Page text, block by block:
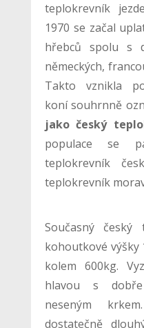
teplokrevník
1970 se začal
hřebců spolu s
německých,
Takto vznikla
koní souhrnně
jako český
populace se
teplokrevník
teplokrevník
Současný český
kohoutkové výšky
kolem 600kg.
hlavou s dobře
neseným
dostatečně